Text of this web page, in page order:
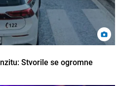
Stvorile se ogromne